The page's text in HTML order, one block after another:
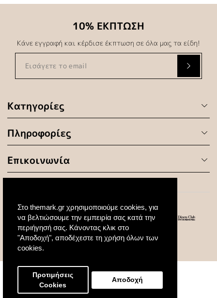
Στο themark.gr χρησιμοποιούμε cookies, για
να βελτιώσουμε την εμπειρία σας κατά την
περιήγησή σας. Κάνοντας κλικ στο
"Αποδοχή", αποδέχεστε τη χρήση όλων των
cookies.
Προτιμήσεις
Cookies
Αποδοχή
Κατηγορίες
Πληροφορίες
Επικοινωνία
10% ΕΚΠΤΩΣΗ
Κάνε εγγραφή και κέρδισε έκπτωση σε όλα μας τα είδη!
© 2020 All Rights Reserved. Created by